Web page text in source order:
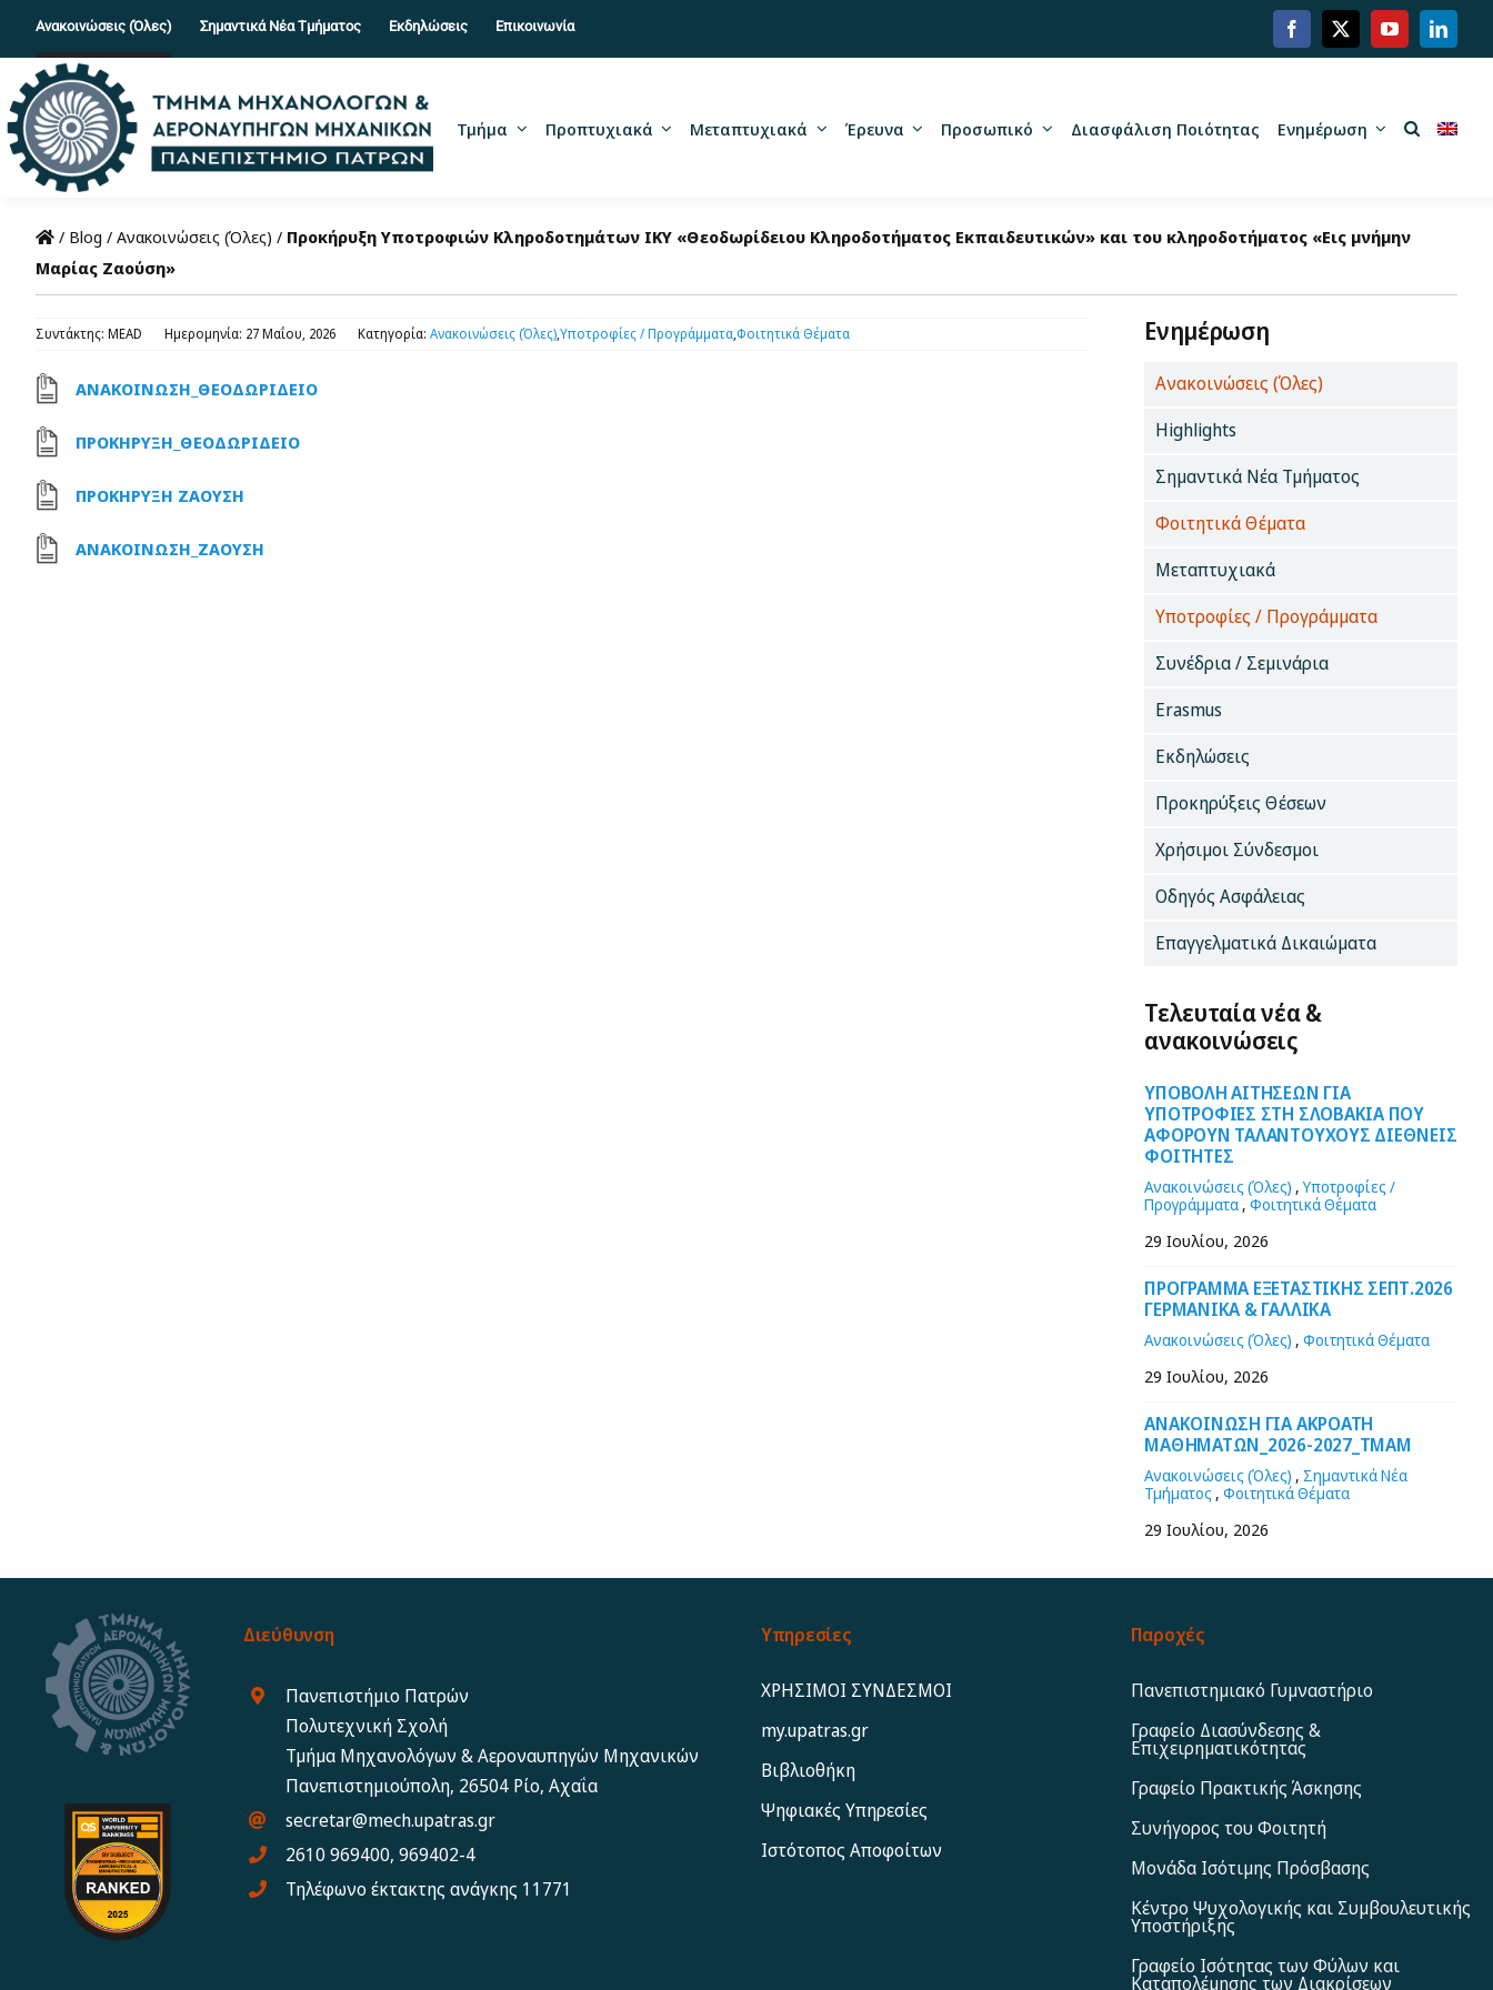
content
Ανακοινώσεις (Όλες) Σημαντικά Νέα Τμήματος Εκδηλώσεις Επικοινωνία
Τμήμα Προπτυχιακά Μεταπτυχιακά Έρευνα Προσωπικό Διασφάλιση Ποιότητας Ενημέρωση
/ Blog / Ανακοινώσεις (Όλες) / Προκήρυξη Υποτροφιών Κληροδοτημάτων ΙΚΥ «Θεοδωρίδειου Κληροδοτήματος Εκπαιδευτικών» και του κληροδοτήματος «Εις μνήμην
Μαρίας Ζαούση»
Συντάκτης: MEAD Ημερομηνία: 27 Μαΐου, 2026 Κατηγορία: Ανακοινώσεις (Όλες),Υποτροφίες / Προγράμματα,Φοιτητικά Θέματα
ΑΝΑΚΟΙΝΩΣΗ_ΘΕΟΔΩΡΙΔΕΙΟ
ΠΡΟΚΗΡΥΞΗ_ΘΕΟΔΩΡΙΔΕΙΟ
ΠΡΟΚΗΡΥΞΗ ΖΑΟΥΣΗ
ΑΝΑΚΟΙΝΩΣΗ_ΖΑΟΥΣΗ
Ενημέρωση
Ανακοινώσεις (Όλες)
Highlights
Σημαντικά Νέα Τμήματος
Φοιτητικά Θέματα
Μεταπτυχιακά
Υποτροφίες / Προγράμματα
Συνέδρια / Σεμινάρια
Erasmus
Εκδηλώσεις
Προκηρύξεις Θέσεων
Χρήσιμοι Σύνδεσμοι
Οδηγός Ασφάλειας
Επαγγελματικά Δικαιώματα
Τελευταία νέα &
ανακοινώσεις
ΥΠΟΒΟΛΗ ΑΙΤΗΣΕΩΝ ΓΙΑ
ΥΠΟΤΡΟΦΙΕΣ ΣΤΗ ΣΛΟΒΑΚΙΑ ΠΟΥ
ΑΦΟΡΟΥΝ ΤΑΛΑΝΤΟΥΧΟΥΣ ΔΙΕΘΝΕΙΣ
ΦΟΙΤΗΤΕΣ
Ανακοινώσεις (Όλες) ,Υποτροφίες /
Προγράμματα ,Φοιτητικά Θέματα
29 Ιουλίου, 2026
ΠΡΟΓΡΑΜΜΑ ΕΞΕΤΑΣΤΙΚΗΣ ΣΕΠΤ.2026
ΓΕΡΜΑΝΙΚΑ & ΓΑΛΛΙΚΑ
Ανακοινώσεις (Όλες) ,Φοιτητικά Θέματα
29 Ιουλίου, 2026
ΑΝΑΚΟΙΝΩΣΗ ΓΙΑ ΑΚΡΟΑΤΗ
ΜΑΘΗΜΑΤΩΝ_2026-2027_ΤΜΑΜ
Ανακοινώσεις (Όλες) , Σημαντικά Νέα
Τμήματος ,Φοιτητικά Θέματα
29 Ιουλίου, 2026
Διεύθυνση
Πανεπιστήμιο Πατρών
Πολυτεχνική Σχολή
Τμήμα Μηχανολόγων & Αεροναυπηγών Μηχανικών
Πανεπιστημιούπολη, 26504 Ρίο, Αχαΐα
secretar@mech.upatras.gr
2610 969400, 969402-4
Τηλέφωνο έκτακτης ανάγκης 11771
Υπηρεσίες
ΧΡΗΣΙΜΟΙ ΣΥΝΔΕΣΜΟΙ
my.upatras.gr
Βιβλιοθήκη
Ψηφιακές Υπηρεσίες
Ιστότοπος Αποφoίτων
Παροχές
Πανεπιστημιακό Γυμναστήριο
Γραφείο Διασύνδεσης &
Επιχειρηματικότητας
Γραφείο Πρακτικής Άσκησης
Συνήγορος του Φοιτητή
Μονάδα Ισότιμης Πρόσβασης
Κέντρο Ψυχολογικής και Συμβουλευτικής
Υποστήριξης
Γραφείο Ισότητας των Φύλων και
Καταπολέμησης των Διακρίσεων